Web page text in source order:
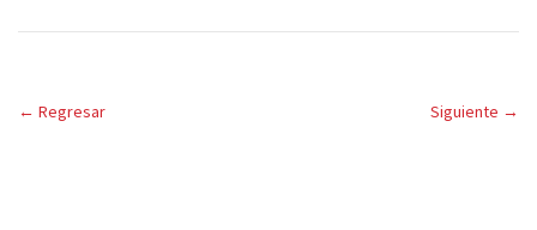
← Regresar Siguiente →